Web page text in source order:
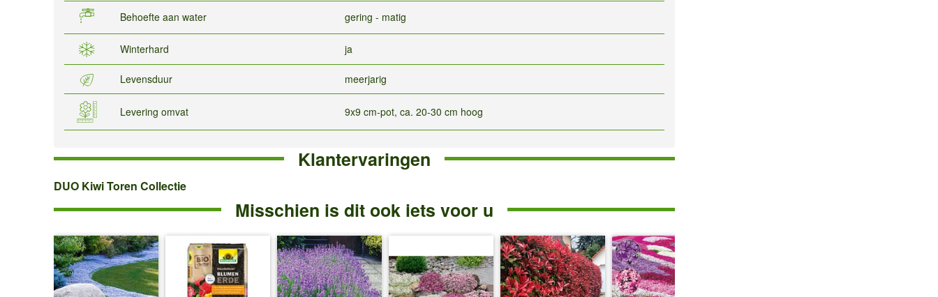
Behoefte aan water gering - matig
Winterhard ja
Levensduur meerjarig
Levering omvat 9x9 cm-pot, ca. 20-30 cm hoog
Klantervaringen
DUO
Collectie
DUO Kiwi Toren Collectie
Misschien is dit ook iets voor u